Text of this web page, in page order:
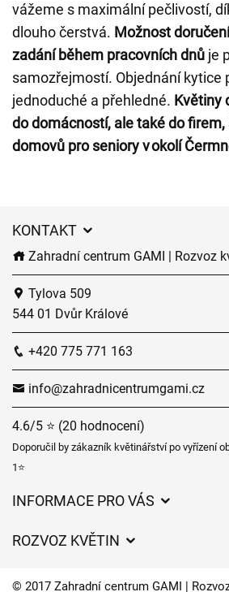
vážeme s maximální pečlivostí,
dlouho čerstvá. Možnost
zadání během pracovních dnů je
samozřejmostí. Objednání kytice
jednoduché a přehledné. Květiny
do domácností, ale také do firem,
domovů pro seniory v okolí
KONTAKT
Zahradní centrum GAMI | Rozvoz
Tylova 509
544 01 Dvůr Králové
+420 775 771 163
info@zahradnicentrumgami.cz
4.6/5 ⭐ (20 hodnocení)
Doporučil by zákazník květinářství po vyřízení
1⭐
INFORMACE PRO VÁS
Často kladené dotazy
ROZVOZ KVĚTIN
© 2017 Zahradní centrum GAMI |